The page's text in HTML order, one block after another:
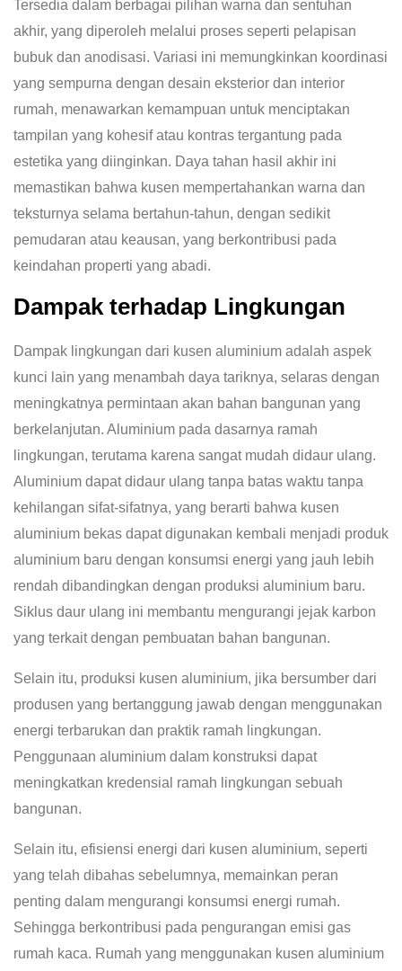
Tersedia dalam berbagai pilihan warna dan sentuhan
akhir, yang diperoleh melalui proses seperti pelapisan
bubuk dan anodisasi. Variasi ini memungkinkan koordinasi
yang sempurna dengan desain eksterior dan interior
rumah, menawarkan kemampuan untuk menciptakan
tampilan yang kohesif atau kontras tergantung pada
estetika yang diinginkan. Daya tahan hasil akhir ini
memastikan bahwa kusen mempertahankan warna dan
teksturnya selama bertahun-tahun, dengan sedikit
pemudaran atau keausan, yang berkontribusi pada
keindahan properti yang abadi.
Dampak terhadap Lingkungan
Dampak lingkungan dari kusen aluminium adalah aspek
kunci lain yang menambah daya tariknya, selaras dengan
meningkatnya permintaan akan bahan bangunan yang
berkelanjutan. Aluminium pada dasarnya ramah
lingkungan, terutama karena sangat mudah didaur ulang.
Aluminium dapat didaur ulang tanpa batas waktu tanpa
kehilangan sifat-sifatnya, yang berarti bahwa kusen
aluminium bekas dapat digunakan kembali menjadi produk
aluminium baru dengan konsumsi energi yang jauh lebih
rendah dibandingkan dengan produksi aluminium baru.
Siklus daur ulang ini membantu mengurangi jejak karbon
yang terkait dengan pembuatan bahan bangunan.
Selain itu, produksi kusen aluminium, jika bersumber dari
produsen yang bertanggung jawab dengan menggunakan
energi terbarukan dan praktik ramah lingkungan.
Penggunaan aluminium dalam konstruksi dapat
meningkatkan kredensial ramah lingkungan sebuah
bangunan.
Selain itu, efisiensi energi dari kusen aluminium, seperti
yang telah dibahas sebelumnya, memainkan peran
penting dalam mengurangi konsumsi energi rumah.
Sehingga berkontribusi pada pengurangan emisi gas
rumah kaca. Rumah yang menggunakan kusen aluminium